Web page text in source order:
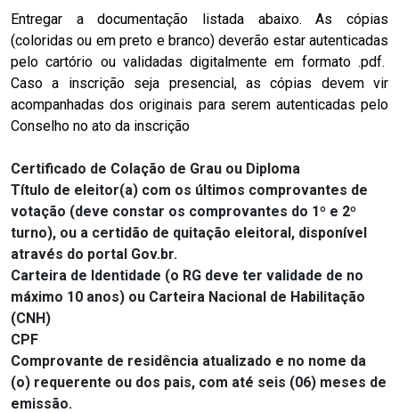
Entregar a documentação listada abaixo. As cópias
(coloridas ou em preto e branco) deverão estar autenticadas
pelo cartório ou validadas digitalmente em formato .pdf.
Caso a inscrição seja presencial, as cópias devem vir
acompanhadas dos originais para serem autenticadas pelo
Conselho no ato da inscrição
Certificado de Colação de Grau ou Diploma
Título de eleitor(a) com os últimos comprovantes de
votação (deve constar os comprovantes do 1º e 2º
turno), ou a certidão de quitação eleitoral, disponível
através do portal Gov.br.
Carteira de Identidade (o RG deve ter validade de no
máximo 10 anos) ou Carteira Nacional de Habilitação
(CNH)
CPF
Comprovante de residência atualizado e no nome da
(o) requerente ou dos pais, com até seis (06) meses de
emissão.